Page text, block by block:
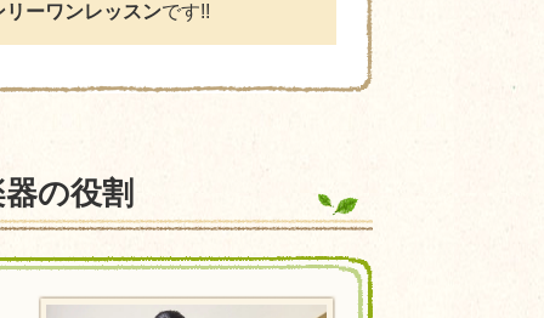
リーワンレッスンです!!
の役割